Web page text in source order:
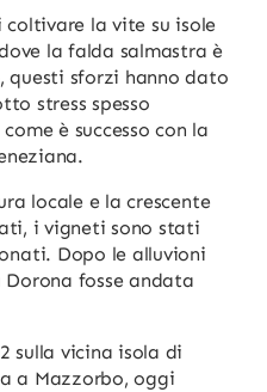
la vite su isole
la falda salmastra è
questi sforzi hanno dato
stress spesso
è successo con la
locale e la crescente
i vigneti sono stati
Dopo le alluvioni
Dorona fosse andata
sulla vicina isola di
a Mazzorbo, oggi